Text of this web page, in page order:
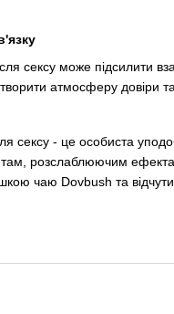
сексу може підсилити
атмосферу довіри та
сексу - це особиста
розслаблюючим
чаю Dovbush та відчути